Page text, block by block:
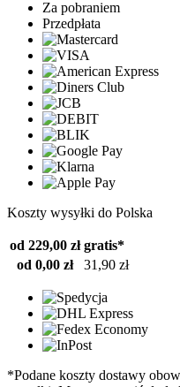
Za pobraniem
Przedpłata
Koszty wysyłki do Polska
od 229,00 zł gratis*
od 0,00 zł
31,90 zł
*Podane koszty dostawy